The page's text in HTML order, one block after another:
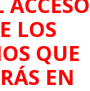
LOS
QUE
EN